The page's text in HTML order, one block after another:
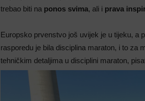
trebao biti na ponos svima, ali i prava
Europsko prvenstvo još uvijek je u tijeku, a
rasporedu je bila disciplina maraton, i to za
tehničkim detaljima u disciplini maraton,